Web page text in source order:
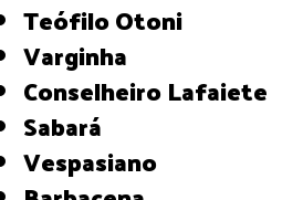
Teófilo Otoni
Varginha
Conselheiro Lafaiete
Sabará
Vespasiano